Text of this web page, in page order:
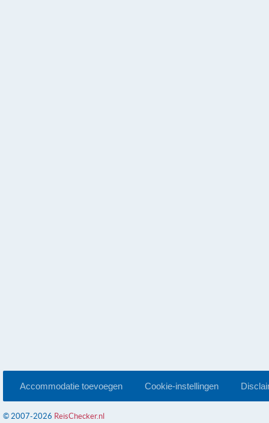
Accommodatie toevoegen Cookie-instellingen
© 2007-2026 ReisChecker.nl